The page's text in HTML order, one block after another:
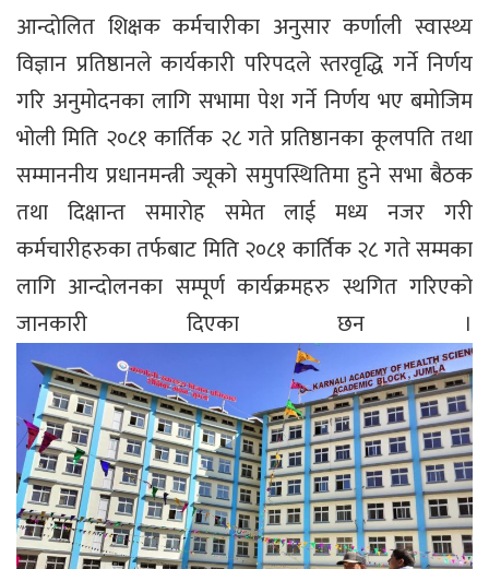
आन्दोलित शिक्षक कर्मचारीका अनुसार कर्णाली स्वास्थ्य
विज्ञान प्रतिष्ठानले कार्यकारी परिपदले स्तरवृद्धि गर्ने निर्णय
गरि अनुमोदनका लागि सभामा पेश गर्ने निर्णय भए बमोजिम
भोली मिति २०८१ कार्तिक २८ गते प्रतिष्ठानका कूलपति तथा
सम्माननीय प्रधानमन्त्री ज्यूको समुपस्थितिमा हुने सभा बैठक
तथा दिक्षान्त समारोह समेत लाई मध्य नजर गरी
कर्मचारीहरुका तर्फबाट मिति २०८१ कार्तिक २८ गते सम्मका
लागि आन्दोलनका सम्पूर्ण कार्यक्रमहरु स्थगित गरिएको
जानकारी दिएका छन ।